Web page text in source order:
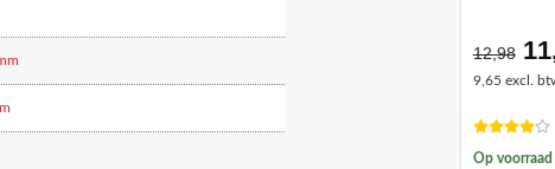
12,98
9,65 excl.
Op voorraad